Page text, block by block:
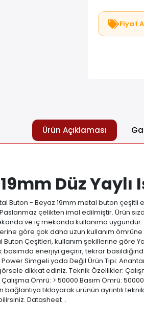
Fiyat
Ürün Açıklaması
Düz
Metal Buton - Beyaz 19mm metal buton
çelikten imal edilmiştir. Ürün
ve iç mekanda kullanıma
göre çok daha uzun kullanım
Çeşitleri, kullanım şekillerine göre
enerjiyi geçirir, tekrar
Tipi: Power Simgeli yada Değil Ürün Tipi:
dikkat ediniz. Teknik Özellikler:
Ömrü: > 50000 Basım Ömrü:
bağlantıya tıklayarak ürünün ayrıntılı
Datasheet .